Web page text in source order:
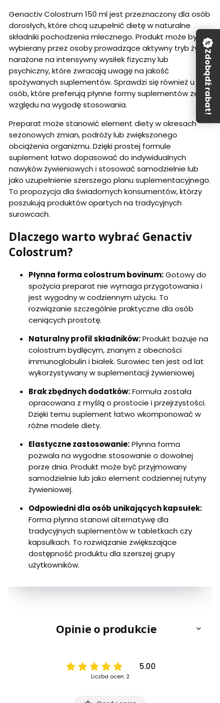
Genactiv Colostrum 150 ml jest przeznaczony dla osób
dorosłych, które chcą uzupełnić dietę w naturalne
składniki pochodzenia mlecznego. Produkt może być
wybierany przez osoby prowadzące aktywny tryb życia,
narażone na intensywny wysiłek fizyczny lub
psychiczny, które zwracają uwagę na jakość
spożywanych suplementów. Sprawdzi się również u
osób, które preferują płynne formy suplementów ze
względu na wygodę stosowania.
Preparat może stanowić element diety w okresach
sezonowych zmian, podróży lub zwiększonego
obciążenia organizmu. Dzięki prostej formule
suplement łatwo dopasować do indywidualnych
nawyków żywieniowych i stosować samodzielnie lub
jako uzupełnienie szerszego planu suplementacyjnego.
To propozycja dla świadomych konsumentów, którzy
poszukują produktów opartych na tradycyjnych
surowcach.
Dlaczego warto wybrać Genactiv
Colostrum?
Płynna forma colostrum bovinum:Gotowy do
spożycia preparat nie wymaga przygotowania i
jest wygodny w codziennym użyciu. To
rozwiązanie szczególnie praktyczne dla osób
ceniących prostotę.
Naturalny profil składników:Produkt bazuje na
colostrum bydlęcym, znanym z obecności
immunoglobulin i białek. Surowiec ten jest od lat
wykorzystywany w suplementacji żywieniowej.
Brak zbędnych dodatków:Formuła została
opracowana z myślą o prostocie i przejrzystości.
Dzięki temu suplement łatwo wkomponować w
różne modele diety.
Elastyczne zastosowanie:Płynna forma
pozwala na wygodne stosowanie o dowolnej
porze dnia. Produkt może być przyjmowany
samodzielnie lub jako element codziennej rutyny
żywieniowej.
Odpowiedni dla osób unikających kapsułek:
Forma płynna stanowi alternatywę dla
tradycyjnych suplementów w tabletkach czy
kapsułkach. To rozwiązanie zwiększające
dostępność produktu dla szerszej grupy
użytkowników.
Opinie o produkcie
5.00
Liczba ocen: 2
Zdobądź rabat!